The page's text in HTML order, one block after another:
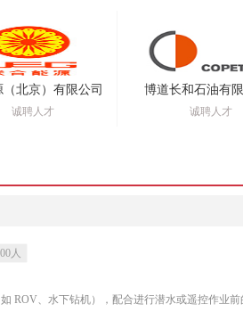
北京）有限公司
诚聘人才
博道长和石油有
诚聘人才
人
ROV、水下钻机），配合进行潜水或遥控作业